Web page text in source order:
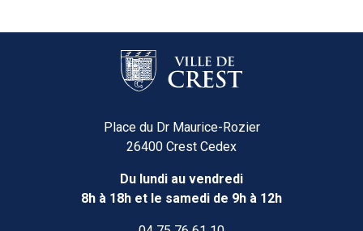
Place du Dr Maurice-Rozier
26400 Crest Cedex
Du lundi au vendredi
8h à 18h et le samedi de 9h à 12h